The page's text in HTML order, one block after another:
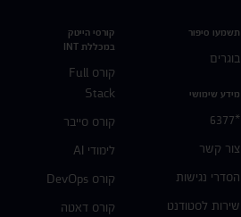
תשמעו סיפור
בוגרים
מידע שימושי
*6377
צור קשר
הסדרי נגישות
שירות לסטודנט
קורסי הייטק
במכללת INT
קורס Full
Stack
קורס סייבר
לימודי AI
קורס DevOps
קורס דאטה